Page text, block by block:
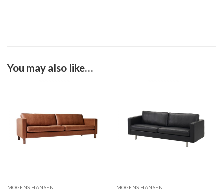
You may also like…
MOGENS HANSEN MOGENS HANSEN